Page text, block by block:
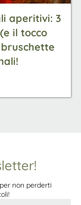
aperitivi: 3
il tocco
non perderti